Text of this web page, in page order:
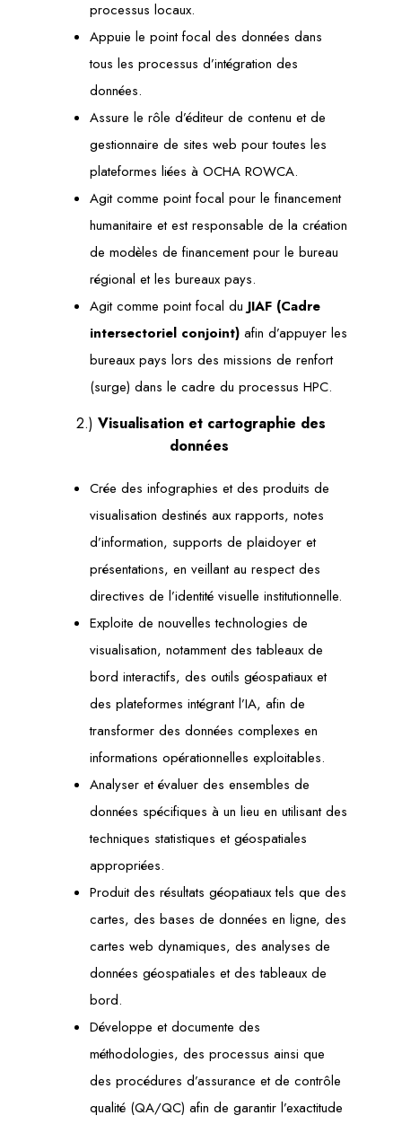
processus locaux.
Appuie le point focal des données dans
tous les processus d’intégration des
données.
Assure le rôle d’éditeur de contenu et de
gestionnaire de sites web pour toutes les
plateformes liées à OCHA ROWCA.
Agit comme point focal pour le financement
humanitaire et est responsable de la création
de modèles de financement pour le bureau
régional et les bureaux pays.
Agit comme point focal duJIAF (Cadre
intersectoriel conjoint) afin d’appuyer les
bureaux pays lors des missions de renfort
(surge) dans le cadre du processus HPC.
2.) Visualisation et cartographie des
données
Crée des infographies et des produits de
visualisation destinés aux rapports, notes
d’information, supports de plaidoyer et
présentations, en veillant au respect des
directives de l’identité visuelle institutionnelle.
Exploite de nouvelles technologies de
visualisation, notamment des tableaux de
bord interactifs, des outils géospatiaux et
des plateformes intégrant l’IA, afin de
transformer des données complexes en
informations opérationnelles exploitables.
Analyser et évaluer des ensembles de
données spécifiques à un lieu en utilisant des
techniques statistiques et géospatiales
appropriées.
Produit des résultats géopatiaux tels que des
cartes, des bases de données en ligne, des
cartes web dynamiques, des analyses de
données géospatiales et des tableaux de
bord.
Développe et documente des
méthodologies, des processus ainsi que
des procédures d’assurance et de contrôle
qualité (QA/QC) afin de garantir l’exactitude